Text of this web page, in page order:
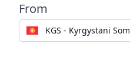
From
KGS - Kyrgystani Som